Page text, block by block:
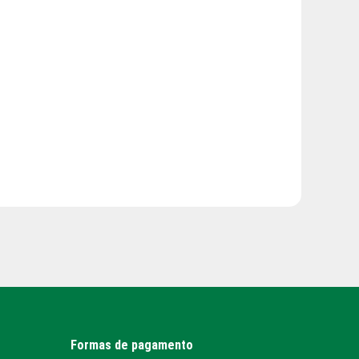
Formas de pagamento